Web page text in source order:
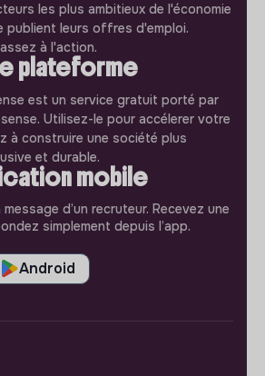
les plus ambitieux de l'économie
publient leurs offres d'emploi.
à l'action.
plateforme
est un service gratuit porté par
Utilisez-le pour accélerer votre
à construire une société plus
et durable.
mobile
d’un recruteur. Recevez une
simplement depuis l’app.
Android